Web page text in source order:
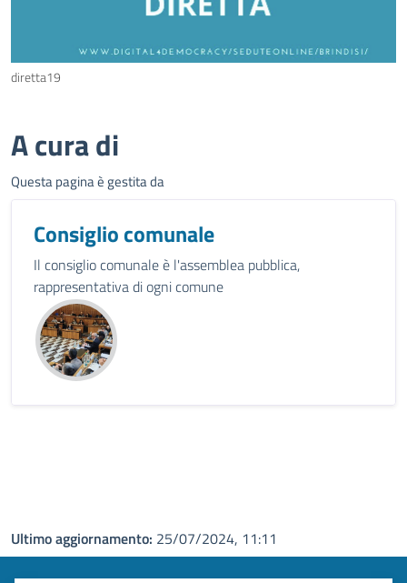
diretta19
A cura di
Questa pagina è gestita da
Consiglio comunale
Il consiglio comunale è l'assemblea pubblica,
rappresentativa di ogni comune
Ultimo aggiornamento: 25/07/2024, 11:11